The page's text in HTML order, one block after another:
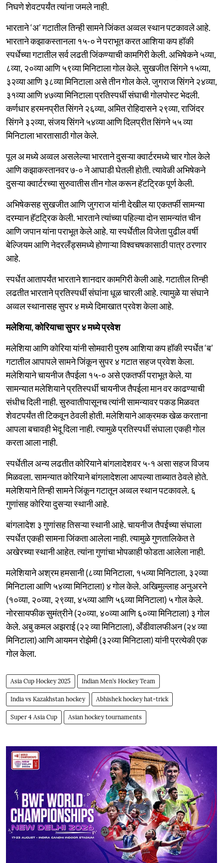
निघणे शेवटपर्यंत त्यांना जमले नाही.
भारताने ‘अ’ गटातील तिन्ही सामने जिंकत अव्वल स्थान पटकावले आहे.
भारताने कझाकस्तानला १५-० ने पराभूत करत आशिया कप हॉकी
स्पर्धेच्या गटातील सर्व लढती जिंकण्याची कामगिरी केली. अभिषेकने ५व्या,
८व्या, २०व्या आणि ५९व्या मिनिटाला गोल केले. सुखजीत सिंगने १५व्या,
३२व्या आणि ३८व्या मिनिटाला असे तीन गोल केले. जुगराज सिंगने २४व्या,
३१व्या आणि ४७व्या मिनिटाला प्रतिस्पर्धी संघाची गोलपोस्ट भेदली.
कर्णधार हरमनप्रीत सिंगने २६व्या, अमित रोहिदासने २९व्या, राजिंदर
सिंगने ३२व्या, संजय सिंगने ५४व्या आणि दिलप्रीत सिंगने ५५ व्या
मिनिटाला भारतासाठी गोल केले.
पूल अ मध्ये अव्वल असलेल्या भारताने दुसऱ्या क्वार्टरमध्ये चार गोल केले
आणि कझाकस्तानवर ७-० ने आघाडी घेतली होती. त्यावेळी अभिषेकने
दुसऱ्या क्वार्टरच्या सुरुवातीस तीन गोल करून हॅटट्रिक पूर्ण केली.
अभिषेकसह सुखजीत आणि जुगराज यांनी देखील या एकतर्फी सामन्या
दरम्यान हॅटट्रिक केली. भारताने त्यांच्या पहिल्या दोन सामन्यांत चीन
आणि जपान यांना पराभूत केले आहे. या स्पर्धेतील विजेता पुढील वर्षी
बेल्जियम आणि नेदरलँड्समध्ये होणाऱ्या विश्वचषकासाठी पात्र ठरणार
आहे.
स्पर्धेत आतापर्यंत भारताने शानदार कामगिरी केली आहे. गटातील तिन्ही
लढतीत भारताने प्रतिस्पर्धी संघांना धूळ चारली आहे. त्यामुळे या संघाने
अव्वल स्थानासह सुपर ४ मध्ये दिमाखात प्रवेश केला आहे.
मलेशिया, कोरियाचा सुपर ४ मध्ये प्रवेश
मलेशिया आणि कोरिया यांनी सोमवारी पुरुष आशिया कप हॉकी स्पर्धेत ‘ब’
गटातील आपापले सामने जिंकून सुपर ४ गटात सहज प्रवेश केला.
मलेशियाने चायनीज तैपईला १५-० असे एकतर्फी पराभूत केले. या
सामन्यात मलेशियाने प्रतिस्पर्धी चायनीज तैपईला मान वर काढण्याची
संधीच दिली नाही. सुरुवातीपासूनच त्यांनी सामन्यावर पकड मिळवत
शेवटपर्यंत ती टिकवून ठेवली होती. मलेशियाने आक्रमक खेळ करताना
आपला बचावही भेदू दिला नाही. त्यामुळे प्रतिस्पर्धी संघाला एकही गोल
करता आला नाही.
स्पर्धेतील अन्य लढतीत कोरियाने बांगलादेशवर ५-१ असा सहज विजय
मिळवला. सामन्यात कोरियाने बांगलादेशला आपल्या ताब्यात ठेवले होते.
मलेशियाने तिन्ही सामने जिंकून गटातून अव्वल स्थान पटकावले. ६
गुणांसह कोरिया दुसऱ्या स्थानी आहे.
बांगलादेश ३ गुणांसह तिसऱ्या स्थानी आहे. चायनीज तैपईच्या संघाला
स्पर्धेत एकही सामना जिंकता आलेला नाही. त्यामुळे गुणतालिकेत ते
अखेरच्या स्थानी आहेत. त्यांना गुणांचा भोपळाही फोडता आलेला नाही.
मलेशियाने अश्रम हमसानी (८व्या मिनिटाला, १५व्या मिनिटाला, ३२व्या
मिनिटाला आणि ५४व्या मिनिटाला) ४ गोल केले. अखिमुल्लाह अनुअरने
(१०व्या, २०व्या, २९व्या, ४५व्या आणि ५६व्या मिनिटाला) ५ गोल केले.
नोरसायफीक सुमंत्रीने (२०व्या, ४०व्या आणि ६०व्या मिनिटाला) ३ गोल
केले. अबु कमल अझराई (२२ व्या मिनिटाला), अँडीवालफीअन (२४ व्या
मिनिटाला) आणि आयमन रोझेमी (३२व्या मिनिटाला) यांनी प्रत्येकी एक
गोल केला.
Asia Cup Hockey 2025 Indian Men’s Hockey Team
India vs Kazakhstan hockey Abhishek hockey hat-trick
Super 4 Asia Cup Asian hockey tournaments